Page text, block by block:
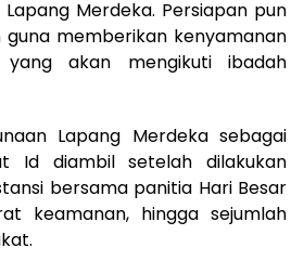
Merdeka. Persiapan pun
guna memberikan kenyamanan
akan mengikuti ibadah
Lapang Merdeka sebagai
Id diambil setelah dilakukan
bersama panitia Hari Besar
keamanan, hingga sejumlah